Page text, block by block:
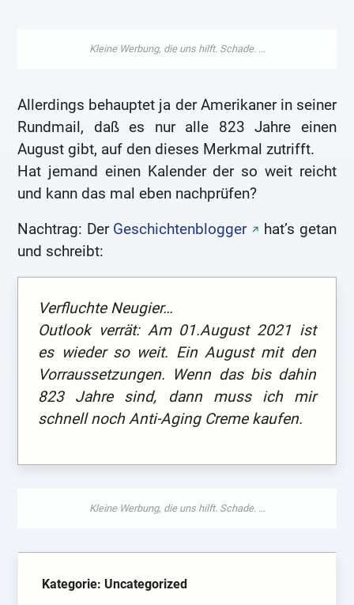
Allerdings behauptet ja der Amerikaner in seiner
Rundmail, daß es nur alle 823 Jahre einen
August gibt, auf den dieses Merkmal zutrifft.
Hat jemand einen Kalender der so weit reicht
und kann das mal eben nachprüfen?
Nachtrag: Der Geschichtenblogger
hat’s getan
und schreibt:
Verfluchte Neugier…
Outlook verrät: Am 01.August 2021 ist
es wieder so weit. Ein August mit den
Vorraussetzungen. Wenn das bis dahin
823 Jahre sind, dann muss ich mir
schnell noch Anti-Aging Creme kaufen.
Kategorie: Uncategorized